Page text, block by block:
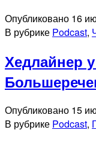
Опубликовано 16
В рубрике Podcast,
Хедлайнер
Опубликовано 15
В рубрике Podcast,